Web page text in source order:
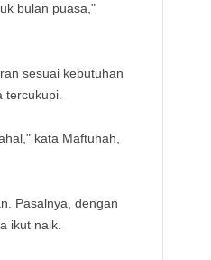
bulan puasa,"
sesuai kebutuhan
kata Maftuhah,
Pasalnya, dengan
ikut naik.